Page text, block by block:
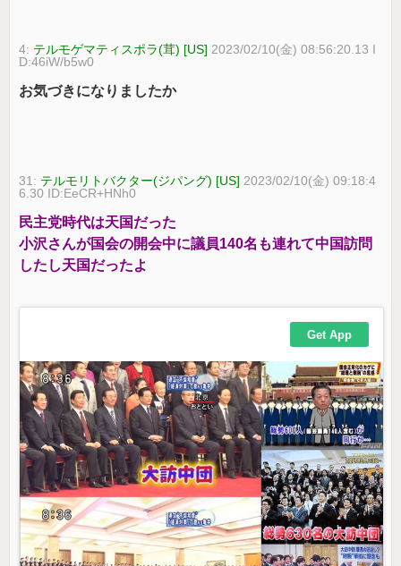
4: テルモゲマティスポラ(茸) [US] 2023/02/10(金) 08:56:20.13 I
D:46iW/b5w0
お気づきになりましたか
31: テルモリトバクター(ジパング) [US] 2023/02/10(金) 09:18:4
6.30 ID:EeCR+HNh0
民主党時代は天国だった
小沢さんが国会の開会中に議員140名も連れて中国訪問
したし天国だったよ